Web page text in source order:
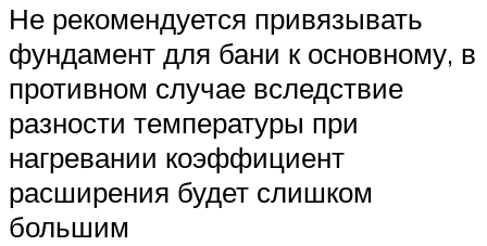
Не рекомендуется привязывать
фундамент для бани к основному, в
противном случае вследствие
разности температуры при
нагревании коэффициент
расширения будет слишком
большим